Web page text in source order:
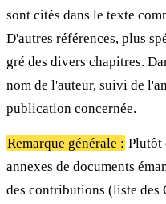
sont cités dans le texte
D'autres références, plus
gré des divers chapitres.
nom de l'auteur, suivi de
publication concernée.
Remarque générale : Plutôt
annexes de documents
des contributions (liste des